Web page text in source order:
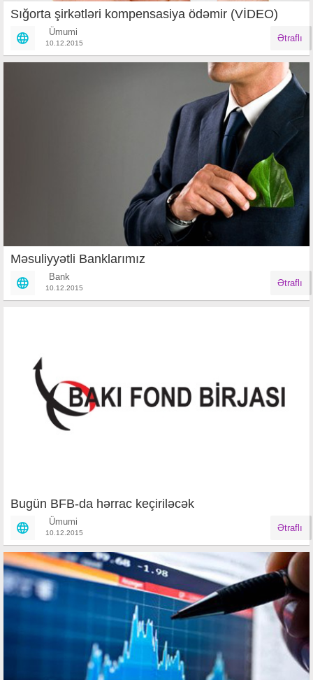
Sığorta şirkətləri kompensasiya ödəmir (VİDEO)
Ümumi
10.12.2015 Ətraflı
Məsuliyyətli Banklarımız
Bank
10.12.2015 Ətraflı
Bugün BFB-da hərrac keçiriləcək
Ümumi
10.12.2015 Ətraflı